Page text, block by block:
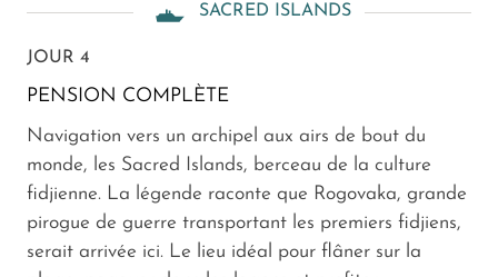
SACRED ISLANDS
JOUR 4
PENSION COMPLÈTE
Navigation vers un archipel aux airs de bout du
monde, les Sacred Islands, berceau de la culture
fidjienne. La légende raconte que Rogovaka, grande
pirogue de guerre transportant les premiers fidjiens,
serait arrivée ici. Le lieu idéal pour flâner sur la